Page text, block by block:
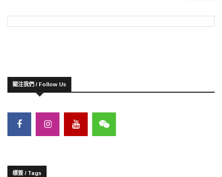
關注我們 / Follow Us
標簽 / Tags